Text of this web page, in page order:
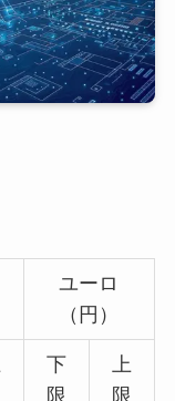
ユーロ
（円）
下
限
上
限